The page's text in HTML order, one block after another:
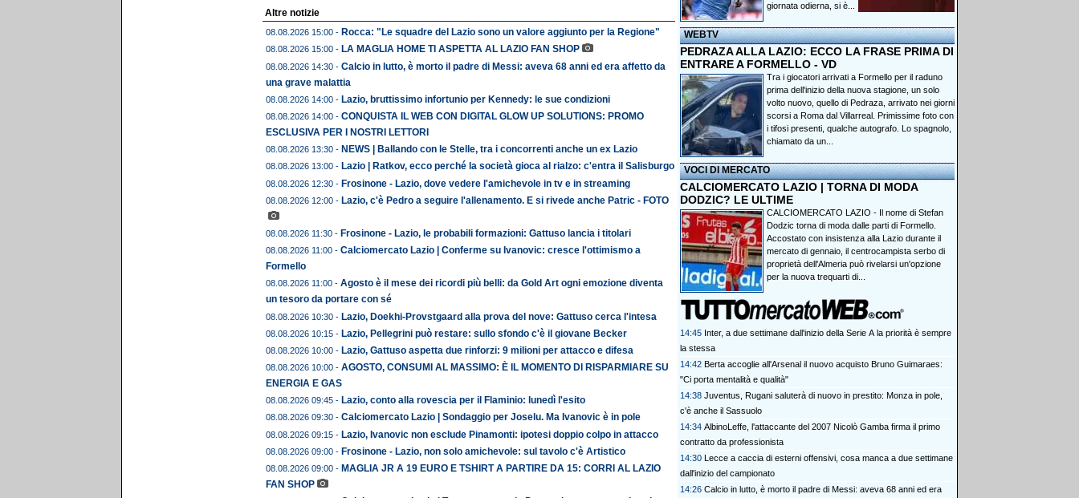
Altre notizie
08.08.2026 15:00 - Rocca: "Le squadre del Lazio sono un valore aggiunto per la Regione"
08.08.2026 15:00 - LA MAGLIA HOME TI ASPETTA AL LAZIO FAN SHOP
08.08.2026 14:30 - Calcio in lutto, è morto il padre di Messi: aveva 68 anni ed era affetto da
una grave malattia
08.08.2026 14:00 - Lazio, bruttissimo infortunio per Kennedy: le sue condizioni
08.08.2026 14:00 - CONQUISTA IL WEB CON DIGITAL GLOW UP SOLUTIONS: PROMO
ESCLUSIVA PER I NOSTRI LETTORI
08.08.2026 13:30 - NEWS | Ballando con le Stelle, tra i concorrenti anche un ex Lazio
08.08.2026 13:00 - Lazio | Ratkov, ecco perché la società gioca al rialzo: c'entra il Salisburgo
08.08.2026 12:30 - Frosinone - Lazio, dove vedere l'amichevole in tv e in streaming
08.08.2026 12:00 - Lazio, c'è Pedro a seguire l'allenamento. E si rivede anche Patric - FOTO
08.08.2026 11:30 - Frosinone - Lazio, le probabili formazioni: Gattuso lancia i titolari
08.08.2026 11:00 - Calciomercato Lazio | Conferme su Ivanovic: cresce l'ottimismo a
Formello
08.08.2026 11:00 - Agosto è il mese dei ricordi più belli: da Gold Art ogni emozione diventa
un tesoro da portare con sé
08.08.2026 10:30 - Lazio, Doekhi-Provstgaard alla prova del nove: Gattuso cerca l'intesa
08.08.2026 10:15 - Lazio, Pellegrini può restare: sullo sfondo c'è il giovane Becker
08.08.2026 10:00 - Lazio, Gattuso aspetta due rinforzi: 9 milioni per attacco e difesa
08.08.2026 10:00 - AGOSTO, CONSUMI AL MASSIMO: È IL MOMENTO DI RISPARMIARE SU
ENERGIA E GAS
08.08.2026 09:45 - Lazio, conto alla rovescia per il Flaminio: lunedì l'esito
08.08.2026 09:30 - Calciomercato Lazio | Sondaggio per Joselu. Ma Ivanovic è in pole
08.08.2026 09:15 - Lazio, Ivanovic non esclude Pinamonti: ipotesi doppio colpo in attacco
08.08.2026 09:00 - Frosinone - Lazio, non solo amichevole: sul tavolo c'è Artistico
08.08.2026 09:00 - MAGLIA JR A 19 EURO E TSHIRT A PARTIRE DA 15: CORRI AL LAZIO
FAN SHOP
giornata odierna, si è...
WEBTV
PEDRAZA ALLA LAZIO: ECCO LA FRASE PRIMA DI
ENTRARE A FORMELLO - VD
Tra i giocatori arrivati a Formello per il raduno
prima dell'inizio della nuova stagione, un solo
volto nuovo, quello di Pedraza, arrivato nei giorni
scorsi a Roma dal Villarreal. Primissime foto con
i tifosi presenti, qualche autografo. Lo spagnolo,
chiamato da un...
VOCI DI MERCATO
CALCIOMERCATO LAZIO | TORNA DI MODA
DODZIC? LE ULTIME
CALCIOMERCATO LAZIO - Il nome di Stefan
Dodzic torna di moda dalle parti di Formello.
Accostato con insistenza alla Lazio durante il
mercato di gennaio, il centrocampista serbo di
proprietà dell'Almeria può rivelarsi un'opzione
per la nuova trequarti di...
14:45 Inter, a due settimane dall'inizio della Serie A la priorità è sempre
la stessa
14:42 Berta accoglie all'Arsenal il nuovo acquisto Bruno Guimaraes:
"Ci porta mentalità e qualità"
14:38 Juventus, Rugani saluterà di nuovo in prestito: Monza in pole,
c'è anche il Sassuolo
14:34 AlbinoLeffe, l'attaccante del 2007 Nicolò Gamba firma il primo
contratto da professionista
14:30 Lecce a caccia di esterni offensivi, cosa manca a due settimane
dall'inizio del campionato
14:26 Calcio in lutto, è morto il padre di Messi: aveva 68 anni ed era